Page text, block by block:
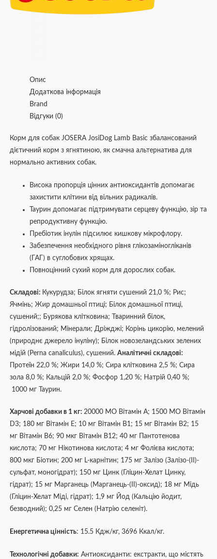
Опис
Додаткова інформація
Brand
Відгуки (0)
Корм для собак JOSERA JosiDog Lamb Basic збалансований
дієтичний корм з ягнятиною, як смачна альтернатива для
нормально активних собак.
Висока пропорція цінних антиоксидантів допомагає
захистити клітини від вільних радикалів.
Таурин допомагає підтримувати серцеву функцію, зір та
репродуктивну функцію.
Пребіотик інулін підсилює кишкову мікрофлору.
Забезпечення необхідного рівня глікозаміногліканів
(ГАГ) в суглобових хрящах.
Повноцінний сухий корм для дорослих собак.
Складові: Кукурудза; Білок ягняти сушений 21,0 %; Рис;
Ячмінь; Жир домашньої птиці; Білок домашньої птиці,
сушений;; Бурякова клітковина; Тваринний білок,
гідролізований; Мінерали; Дріжджі; Корінь цикорію, мелений
(природнє джерело інуліну); Білок новозеландських зелених
мідій (Perna canaliculus), сушений. Аналітичні складові:
Протеїн 22,0 %; Жири 14,0 %; Сира клітковина 2,5 %; Сира
зола 8,0 %; Кальцій 2,0 %; Фосфор 1,20 %; Натрій 0,40 %;
1000 мг Таурин.
Харчові добавки в 1 кг: 20000 МО Вітамін A; 1500 МО Вітамін
D3; 180 мг Вітамін E; 10 мг Вітамін B1; 15 мг Вітамін B2; 15
мг Вітамін B6; 90 мкг Вітамін B12; 40 мг Пантотенова
кислота; 70 мг Нікотинова кислота; 4 мг Фолієва кислота;
800 мкг Біотин; 200 мг L-карнітин; 175 мг Залізо (Залізо-(II)-
сульфат, моногідрат); 150 мг Цинк (Гліцин-Хелат Цинку,
гідрат); 15 мг Марганець (Марганець-(II)-оксид); 18 мг Мідь
(Гліцин-Хелат Міді, гідрат); 1,9 мг Йод (Кальцію йодит,
безводний); 0,25 мг Селен (Натрію селеніт).
Енергетична цінність: 15.5 Кдж/кг, 3696 Ккал/кг.
Технологічні добавки: Антиоксиданти: екстракти, що містять